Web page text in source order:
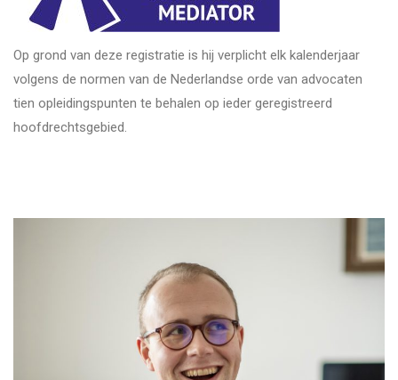
Op grond van deze registratie is hij verplicht elk kalenderjaar
volgens de normen van de Nederlandse orde van advocaten
tien opleidingspunten te behalen op ieder geregistreerd
hoofdrechtsgebied.